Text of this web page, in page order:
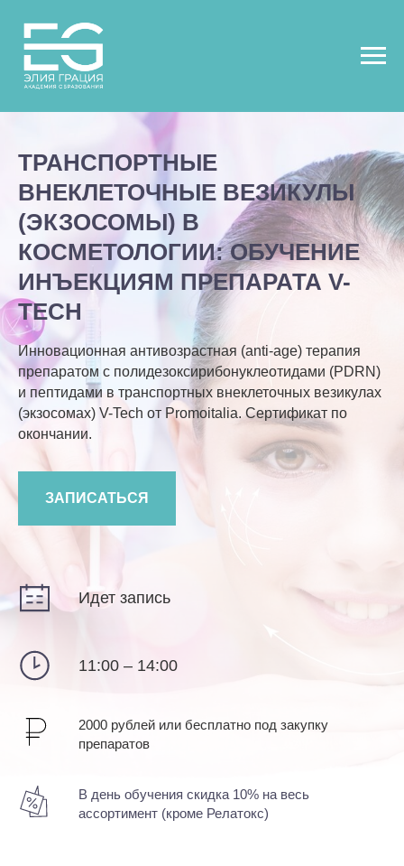
ТРАНСПОРТНЫЕ
ВНЕКЛЕТОЧНЫЕ ВЕЗИКУЛЫ
(ЭКЗОСОМЫ) В
КОСМЕТОЛОГИИ: ОБУЧЕНИЕ
ИНЪЕКЦИЯМ ПРЕПАРАТА V-
TECH
Инновационная антивозрастная (anti-age) терапия
препаратом с полидезоксирибонуклеотидами (PDRN)
и пептидами в транспортных внеклеточных везикулах
(экзосомах) V-Tech от Promoitalia. Сертификат по
окончании.
ЗАПИСАТЬСЯ
Идет запись
11:00 – 14:00
2000 рублей или бесплатно под закупку
препаратов
В день обучения скидка 10% на весь
ассортимент (кроме Релатокс)